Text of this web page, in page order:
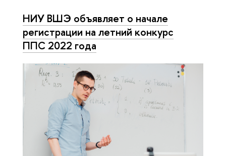
НИУ ВШЭ объявляет о начале
регистрации на летний конкурс
ППС 2022 года